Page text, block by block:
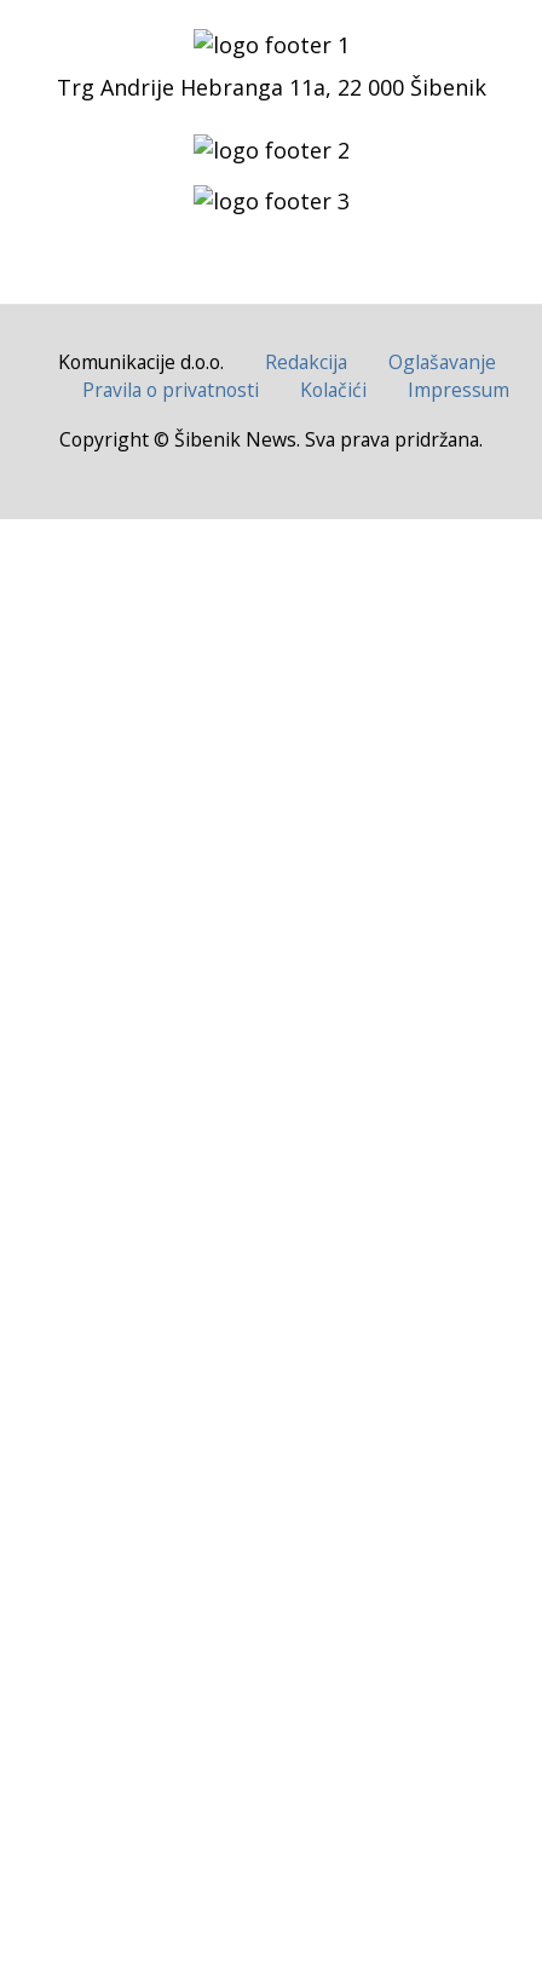
Trg Andrije Hebranga 11a, 22 000 Šibenik
Komunikacije d.o.o. Redakcija
Oglašavanje
Pravila o privatnosti
Kolačići
Impressum
Copyright © Šibenik News. Sva prava pridržana.